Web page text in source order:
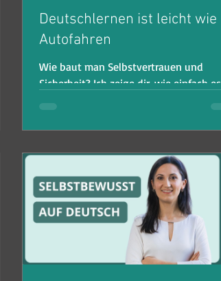
Deutschlernen ist leicht wie
Autofahren
Wie baut man Selbstvertrauen und
Sicherheit? Ich zeige dir, wie einfach es
geht.